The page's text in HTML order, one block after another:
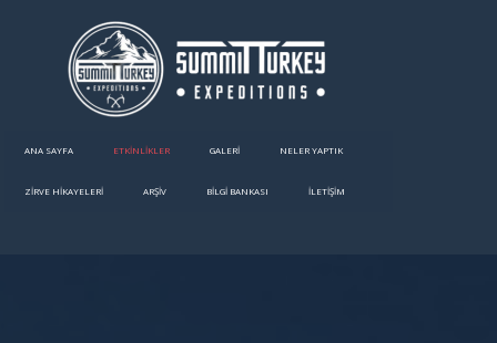
ANA SAYFA ETKINLIKLER GALERI NELER YAPTIK
ZİRVE HİKAYELERİ ARŞİV BILGI BANKASI İLETIŞIM